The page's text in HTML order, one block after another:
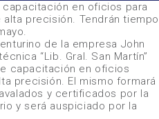
en oficios para
precisión. Tendrán tiempo
de la empresa John
“Lib. Gral. San Martín”
capacitación en oficios
precisión. El mismo formará
y certificados por la
y será auspiciado por la